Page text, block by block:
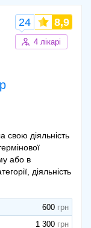
24 8,9
4 лікарі
свою діяльність
або в
діяльність
600
1 300